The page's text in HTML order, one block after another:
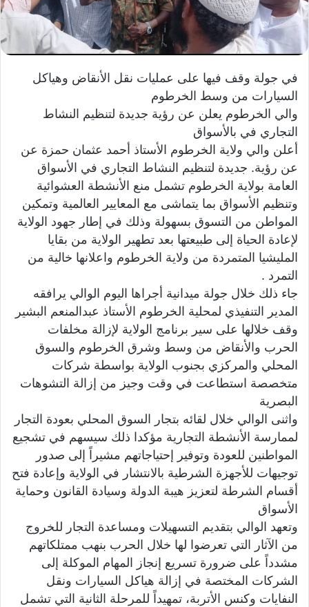
ت
و
ي
ا
في جولة وقف فيها على عمليات نقل الأنقاض وهياكل
السيارات من وسط الخرطوم
والي الخرطوم يعلن عن رؤية جديدة لتنظيم النشاط
التجاري في بالأسواق
أعلن والي ولاية الخرطوم الأستاذ أحمد عثمان حمزة عن
عن رؤية. جديدة لتنظيم النشاط التجاري في الأسواق
العامة بولاية الخرطوم تشمل منع الأنشطة العشوائية
وتنظيم الأسواق بما يتماشى مع المعايير العالمية وتمكين
المواطن من التسوق بسهولة وذلك في إطار جهود الولاية
لإعادة الحياة إلى طبيعتها بعد تطهير الولاية من بقايا
المليشيا المتمردة من ولاية الخرطوم واعلانها خالية من
التمرد .
جاء ذلك خلال جولة ميدانية أجراها اليوم الوالي يرافقه
المدير التنفيذي لمحلية الخرطوم الأستاذ عبدالمنعم البشير
وقف خلالها على سير برنامج الولاية لإزالة مخلفات
الحرب والأنقاض من وسط وشرق الخرطوم والسوق
المحلي والمركزي بجنوب الولاية بواسطة شركات
متخصصة استطاعت في وقت وجيز من إزالة التشوهات
البصرية
واثنى الوالي خلال لقائه بتجار السوق المحلي بعودة التجار
لممارسة الأنشطة التجارية مؤكدا ذلك سيسهم في تشجيع
المواطنين للعودة وتوفير إحتياجاتهم مشيراً إلى صدور
توجيهات للأجهزة الشرطية بالانتشار في الولاية وإعادة فتح
أقسام الشرطة لتعزيز هيبة الدولة وسيادة القانون وحماية
الأسواق
وتعهد الوالي بتقديم التسهيلات ومساعدة التجار للخروج
من الآثار التي تعرضوا لها خلال الحرب بنهب ممتلكاتهم
مشدداً على ضرورة تسريع إنجاز المهام الموكلة إلى
الشركات المختصة في إزالة هياكل السيارات ونقل
النفايات وكنس الأتربة، تمهيداً للمرحلة الثانية التي تشمل